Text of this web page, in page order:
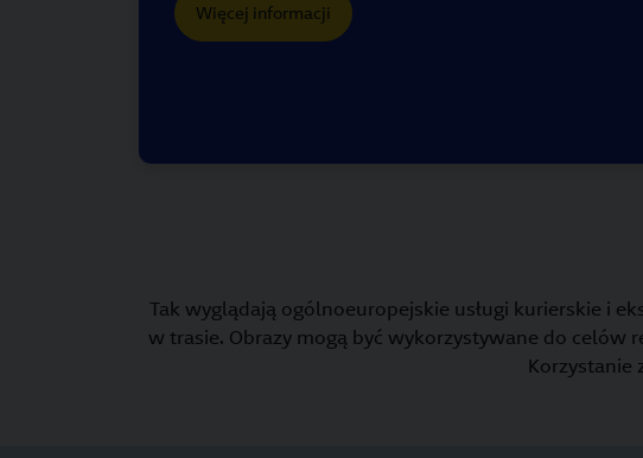
Więcej informacji
Tak wyglądają ogólnoeuropejskie usługi kurierskie i
w trasie. Obrazy mogą być wykorzystywane do celów
Korzystanie